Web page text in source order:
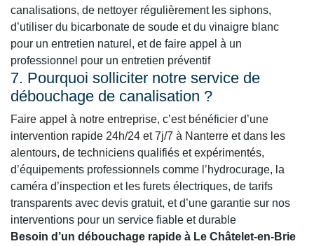
canalisations, de nettoyer régulièrement les siphons,
d’utiliser du bicarbonate de soude et du vinaigre blanc
pour un entretien naturel, et de faire appel à un
professionnel pour un entretien préventif
7. Pourquoi solliciter notre service de
débouchage de canalisation ?
Faire appel à notre entreprise, c’est bénéficier d’une
intervention rapide 24h/24 et 7j/7 à Nanterre et dans les
alentours, de techniciens qualifiés et expérimentés,
d’équipements professionnels comme l’hydrocurage, la
caméra d’inspection et les furets électriques, de tarifs
transparents avec devis gratuit, et d’une garantie sur nos
interventions pour un service fiable et durable
Besoin d’un débouchage rapide à Le Châtelet-en-Brie